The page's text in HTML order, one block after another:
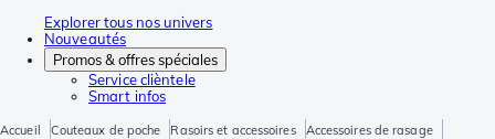
Explorer tous nos univers
Nouveautés
Promos & offres spéciales
Service clièntele
Smart infos
Accueil Couteaux de poche Rasoirs et accessoires
Accessoires de rasage